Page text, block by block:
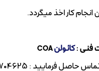
کار اخذ میگردد.
فنی :کائولنCOA
فرمایید : 09910704625